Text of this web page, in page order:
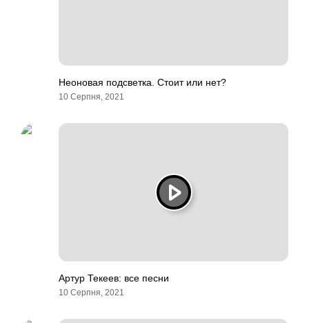
Неоновая подсветка. Стоит или нет?
10 Серпня, 2021
Артур Текеев: все песни
10 Серпня, 2021